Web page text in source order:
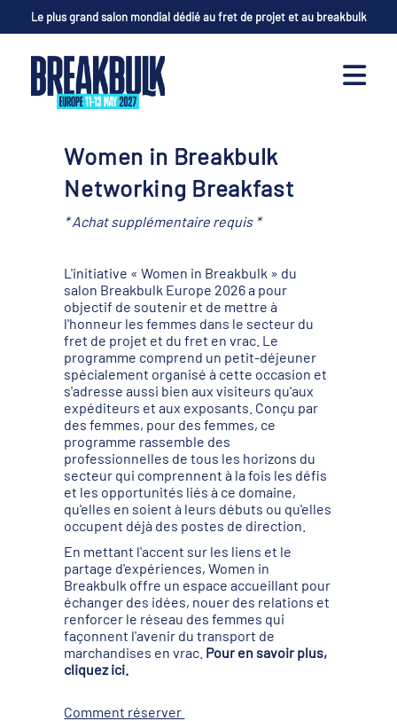
Le plus grand salon mondial dédié au fret de projet et au breakbulk
Women in Breakbulk
Networking Breakfast
* Achat supplémentaire requis *
L'initiative « Women in Breakbulk » du
salon Breakbulk Europe 2026 a pour
objectif de soutenir et de mettre à
l'honneur les femmes dans le secteur du
fret de projet et du fret en vrac. Le
programme comprend un petit-déjeuner
spécialement organisé à cette occasion et
s'adresse aussi bien aux visiteurs qu'aux
expéditeurs et aux exposants. Conçu par
des femmes, pour des femmes, ce
programme rassemble des
professionnelles de tous les horizons du
secteur qui comprennent à la fois les défis
et les opportunités liés à ce domaine,
qu'elles en soient à leurs débuts ou qu'elles
occupent déjà des postes de direction.
En mettant l'accent sur les liens et le
partage d'expériences, Women in
Breakbulk offre un espace accueillant pour
échanger des idées, nouer des relations et
renforcer le réseau des femmes qui
façonnent l'avenir du transport de
marchandises en vrac. Pour en savoir plus,
cliquez ici.
Comment réserver